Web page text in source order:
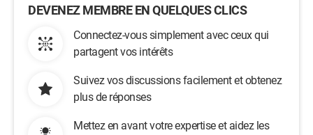
DEVENEZ MEMBRE EN QUELQUES CLICS
Connectez-vous simplement avec ceux qui
partagent vos intérêts
Suivez vos discussions facilement et obtenez
plus de réponses
Mettez en avant votre expertise et aidez les